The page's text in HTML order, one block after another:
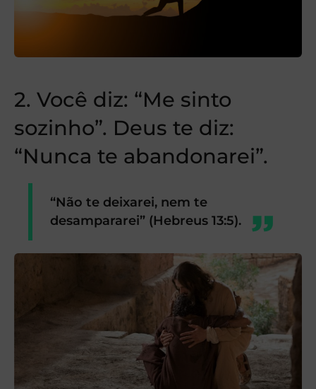
2. Você diz: “Me sinto
sozinho”. Deus te diz:
“Nunca te abandonarei”.
“Não te deixarei, nem te
desampararei” (Hebreus 13:5).